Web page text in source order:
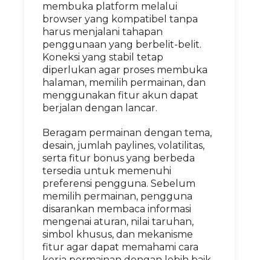
membuka platform melalui
browser yang kompatibel tanpa
harus menjalani tahapan
penggunaan yang berbelit-belit.
Koneksi yang stabil tetap
diperlukan agar proses membuka
halaman, memilih permainan, dan
menggunakan fitur akun dapat
berjalan dengan lancar.
Beragam permainan dengan tema,
desain, jumlah paylines, volatilitas,
serta fitur bonus yang berbeda
tersedia untuk memenuhi
preferensi pengguna. Sebelum
memilih permainan, pengguna
disarankan membaca informasi
mengenai aturan, nilai taruhan,
simbol khusus, dan mekanisme
fitur agar dapat memahami cara